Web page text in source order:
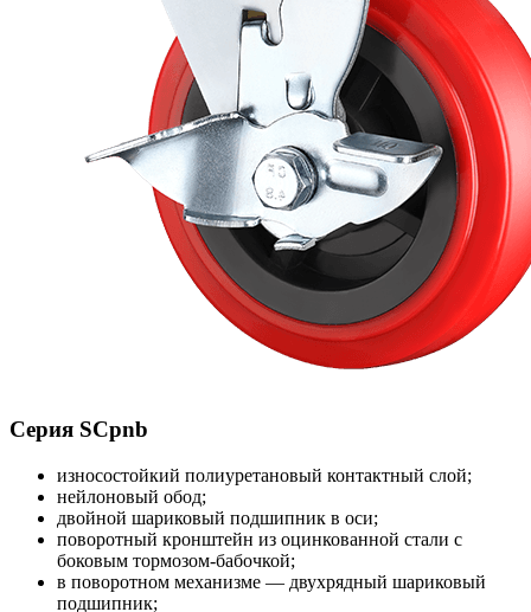
Серия SCpnb
износостойкий полиуретановый контактный слой;
нейлоновый обод;
двойной шариковый подшипник в оси;
поворотный кронштейн из оцинкованной стали с
боковым тормозом-бабочкой;
в поворотном механизме — двухрядный шариковый
подшипник;